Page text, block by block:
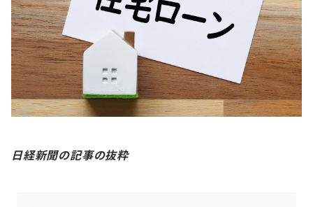
日経新聞の記事の抜粋